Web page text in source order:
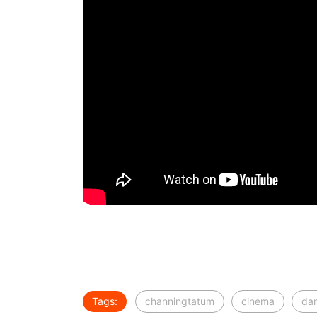
Tags: channingtatum cinema